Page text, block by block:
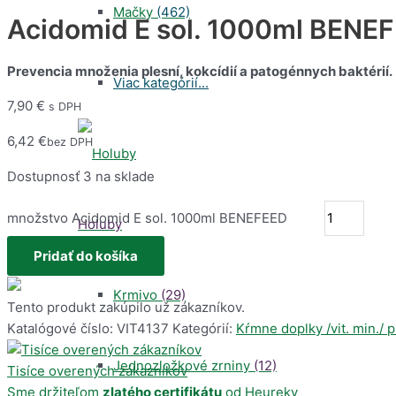
Mačky (462)
Viac kategórií...
Holuby
Krmivo (29)
Jednozložkové zrniny (12)
Acidomid E sol. 1000ml
Prevencia množenia plesní, kokcídií a patogénnych baktérií.
7,90 € s DPH
6,42 €bez DPH
Dostupnosť 3 na sklade
množstvo Acidomid E sol. 1000ml BENEFEED
Pridať do košíka
Tento produkt zakúpilo užzákazníkov.
Katalógové číslo: VIT4137 Kategórií: Kŕmne doplky /vit. min./
Tisíce overených zákazníkov
Sme držiteľom zlatého certifikátu od Heureky